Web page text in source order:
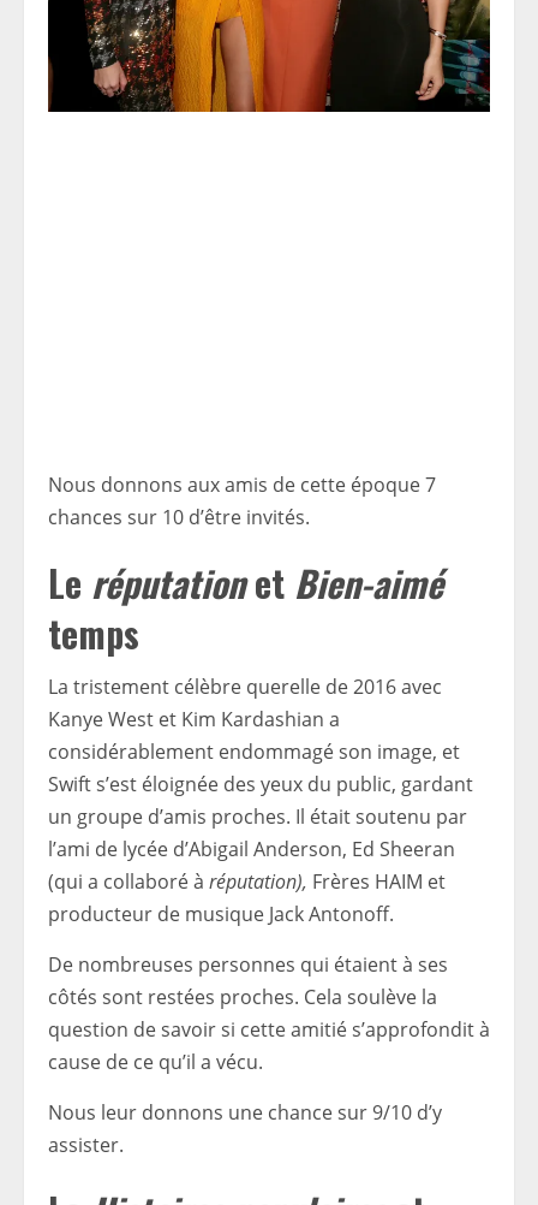
Nous donnons aux amis de cette époque 7
chances sur 10 d’être invités.
Le réputationet Bien-aimé
temps
La tristement célèbre querelle de 2016 avec
Kanye West et Kim Kardashian a
considérablement endommagé son image, et
Swift s’est éloignée des yeux du public, gardant
un groupe d’amis proches. Il était soutenu par
l’ami de lycée d’Abigail Anderson, Ed Sheeran
(qui a collaboré à réputation), Frères HAIM et
producteur de musique Jack Antonoff.
De nombreuses personnes qui étaient à ses
côtés sont restées proches. Cela soulève la
question de savoir si cette amitié s’approfondit à
cause de ce qu’il a vécu.
Nous leur donnons une chance sur 9/10 d’y
assister.